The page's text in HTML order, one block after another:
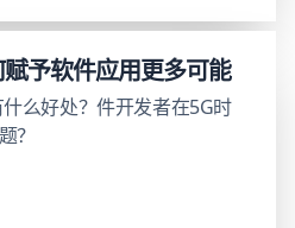
予软件应用更多可能
么好处？件开发者在5G时
？